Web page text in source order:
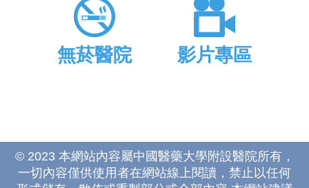
無菸醫院 影片專區
© 2023 本網站內容屬中國醫藥大學附設醫院所有，
一切內容僅供使用者在網站線上閱讀，禁止以任何